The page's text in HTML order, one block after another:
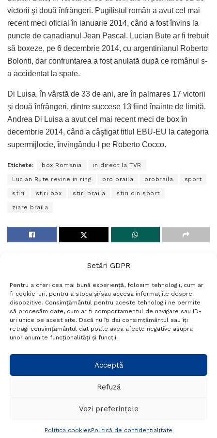
Setări GDPR
Pentru a oferi cea mai bună experiență, folosim tehnologii, cum ar
fi cookie-uri, pentru a stoca și/sau accesa informațiile despre
dispozitive. Consimțământul pentru aceste tehnologii ne permite
să procesăm date, cum ar fi comportamentul de navigare sau ID-
uri unice pe acest site. Dacă nu îți dai consimțământul sau îți
retragi consimțământul dat poate avea afecte negative asupra
unor anumite funcționalități și funcții.
Acceptă
Refuză
Vezi preferințele
Politica cookiesPolitică de confidențialitate
victorii şi două înfrângeri. Pugilistul român a avut cel mai
recent meci oficial în ianuarie 2014, când a fost învins la
puncte de canadianul Jean Pascal. Lucian Bute ar fi trebuit
să boxeze, pe 6 decembrie 2014, cu argentinianul Roberto
Bolonti, dar confruntarea a fost anulată după ce românul s-
a accidentat la spate.
Di Luisa, în vârstă de 33 de ani, are în palmares 17 victorii
şi două înfrângeri, dintre succese 13 fiind înainte de limită.
Andrea Di Luisa a avut cel mai recent meci de box în
decembrie 2014, când a câştigat titlul EBU-EU la categoria
supermijlocie, învingându-l pe Roberto Cocco.
Etichete: box Romania in direct la TVR
Lucian Bute revine in ring pro braila probraila sport
stiri stiri box stiri braila stiri din sport
ziare braila
Termeni si conditii
Politică de confidențialitate
Politica cookies
Setări GDPR
+40 788 760 194